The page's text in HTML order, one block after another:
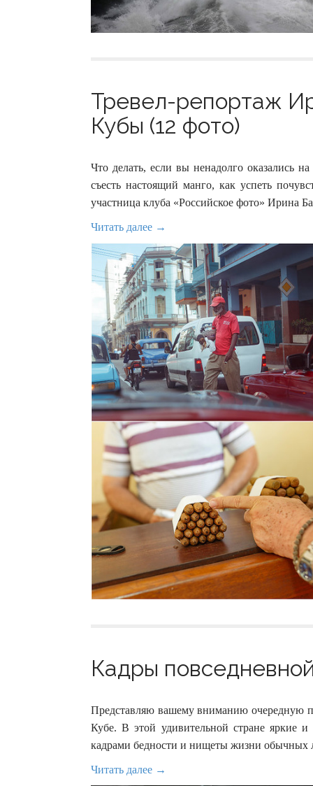
Тревел-репортаж
Кубы (12 фото)
Что делать, если вы ненадолго оказались
съесть настоящий манго, как успеть
участница клуба «Российское фото» Ирина
Читать далее →
Кадры
Представляю вашему вниманию очередную
Кубе. В этой удивительной стране яркие
кадрами бедности и нищеты жизни обычных
Читать далее →